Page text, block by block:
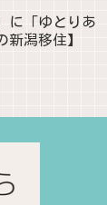
に「ゆとりあ
新潟移住】